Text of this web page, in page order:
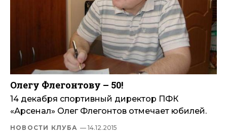
Олегу Флегонтову – 50!
14 декабря спортивный директор ПФК
«Арсенал» Олег Флегонтов отмечает юбилей.
НОВОСТИ КЛУБА — 14.12.2015